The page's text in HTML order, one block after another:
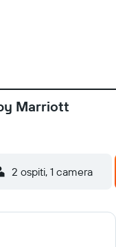
Marriott
2 ospiti, 1 camera